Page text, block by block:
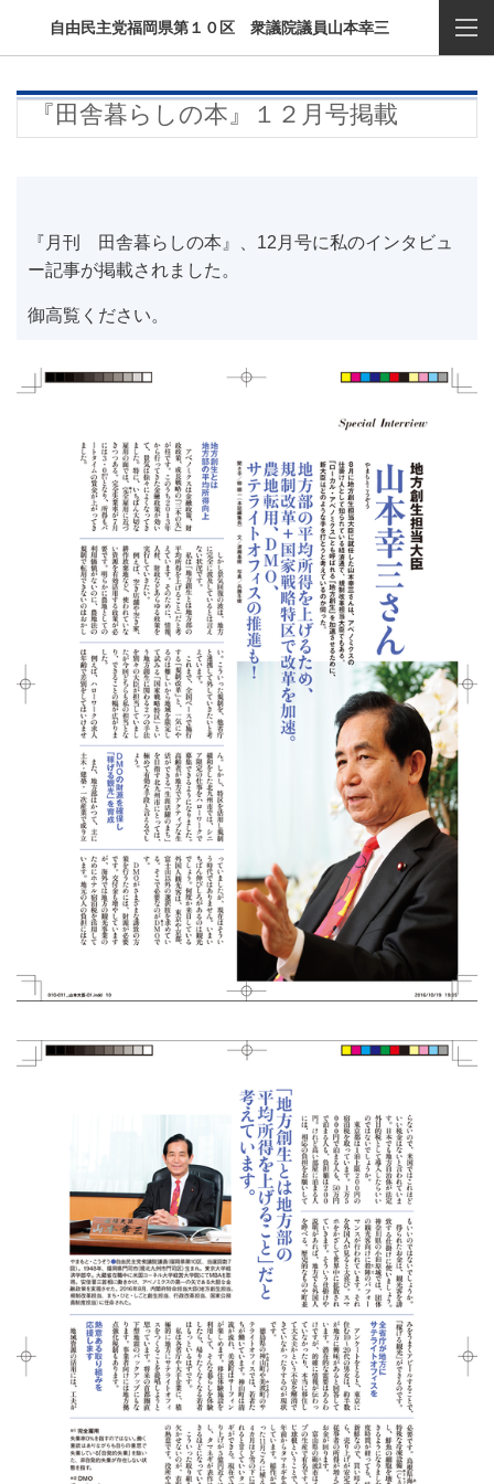
自由民主党福岡県第１０区 衆議院議員山本幸三
『田舎暮らしの本』１２月号掲載
『月刊 田舎暮らしの本』、12月号に私のインタビュ
ー記事が掲載されました。
御高覧ください。